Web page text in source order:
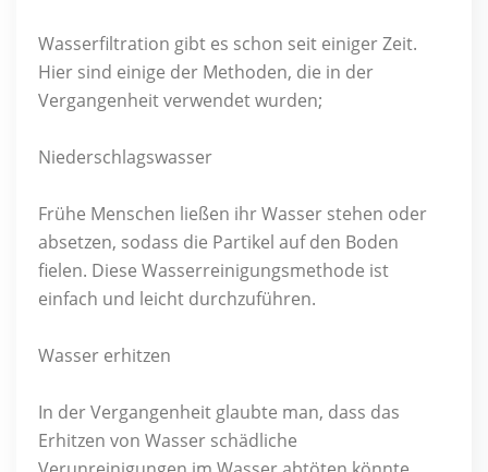
Wasserfiltration gibt es schon seit einiger Zeit.
Hier sind einige der Methoden, die in der
Vergangenheit verwendet wurden;
Niederschlagswasser
Frühe Menschen ließen ihr Wasser stehen oder
absetzen, sodass die Partikel auf den Boden
fielen. Diese Wasserreinigungsmethode ist
einfach und leicht durchzuführen.
Wasser erhitzen
In der Vergangenheit glaubte man, dass das
Erhitzen von Wasser schädliche